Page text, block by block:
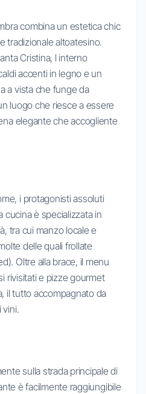
combina un estetica chic
tradizionale altoatesino.
Cristina, l interno
accenti in legno e un
a vista che funge da
luogo che riesce a essere
elegante che accogliente
i protagonisti assoluti
cucina è specializzata in
tra cui manzo locale e
delle quali frollate
Oltre alla brace, il menu
rivisitati e pizze gourmet
il tutto accompagnato da
vini.
sulla strada principale di
è facilmente raggiungibile